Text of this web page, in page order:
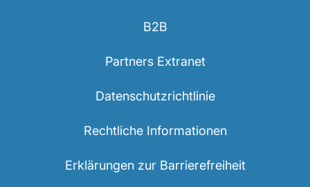
B2B
Partners Extranet
Datenschutzrichtlinie
Rechtliche Informationen
Erklärungen zur Barrierefreiheit